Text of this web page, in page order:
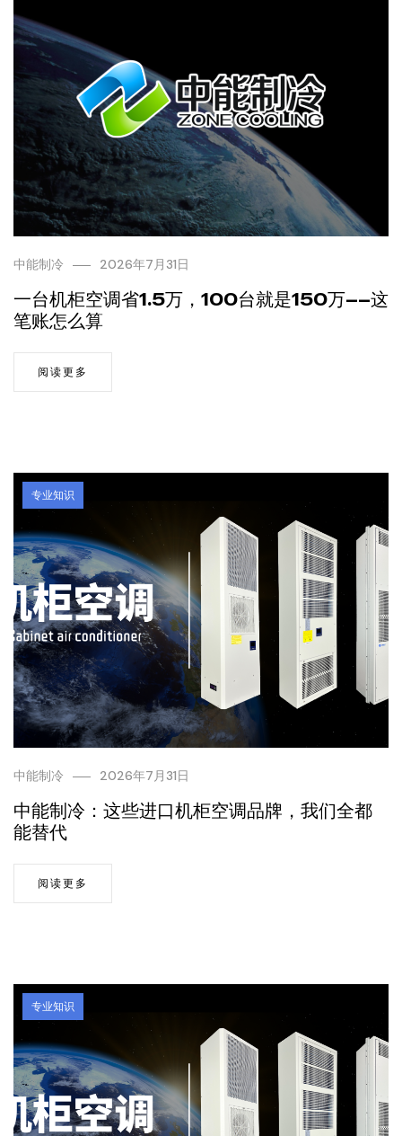
中能制冷 2026年7月31日
一台机柜空调省1.5万，100台就是150万——这
笔账怎么算
阅读更多
专业知识
中能制冷 2026年7月31日
中能制冷：这些进口机柜空调品牌，我们全都
能替代
阅读更多
专业知识